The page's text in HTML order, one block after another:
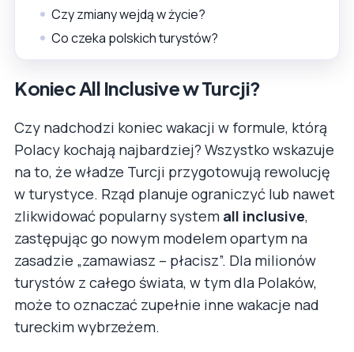
Czy zmiany wejdą w życie?
Co czeka polskich turystów?
Koniec All Inclusive w Turcji?
Czy nadchodzi koniec wakacji w formule, którą
Polacy kochają najbardziej? Wszystko wskazuje
na to, że władze Turcji przygotowują rewolucję
w turystyce. Rząd planuje ograniczyć lub nawet
zlikwidować popularny system all inclusive,
zastępując go nowym modelem opartym na
zasadzie „zamawiasz – płacisz”. Dla milionów
turystów z całego świata, w tym dla Polaków,
może to oznaczać zupełnie inne wakacje nad
tureckim wybrzeżem.